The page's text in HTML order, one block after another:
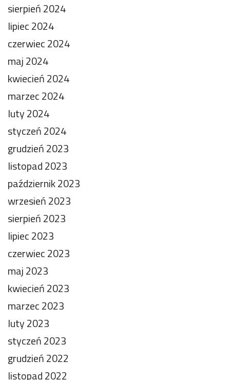
sierpień 2024
lipiec 2024
czerwiec 2024
maj 2024
kwiecień 2024
marzec 2024
luty 2024
styczeń 2024
grudzień 2023
listopad 2023
październik 2023
wrzesień 2023
sierpień 2023
lipiec 2023
czerwiec 2023
maj 2023
kwiecień 2023
marzec 2023
luty 2023
styczeń 2023
grudzień 2022
listopad 2022